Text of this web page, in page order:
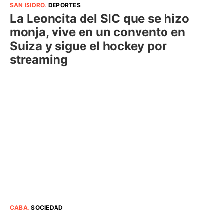
SAN ISIDRO. DEPORTES
La Leoncita del SIC que se hizo
monja, vive en un convento en
Suiza y sigue el hockey por
streaming
CABA.SOCIEDAD